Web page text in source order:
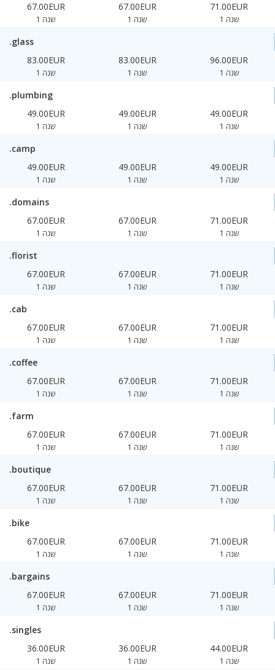
67.00EUR
1 שנה
67.00EUR
1 שנה
71.00EUR
1 שנה
.glass
83.00EUR
1 שנה
83.00EUR
1 שנה
96.00EUR
1 שנה
.plumbing
49.00EUR
1 שנה
49.00EUR
1 שנה
49.00EUR
1 שנה
.camp
49.00EUR
1 שנה
49.00EUR
1 שנה
49.00EUR
1 שנה
.domains
67.00EUR
1 שנה
67.00EUR
1 שנה
71.00EUR
1 שנה
.florist
67.00EUR
1 שנה
67.00EUR
1 שנה
71.00EUR
1 שנה
.cab
67.00EUR
1 שנה
67.00EUR
1 שנה
71.00EUR
1 שנה
.coffee
67.00EUR
1 שנה
67.00EUR
1 שנה
71.00EUR
1 שנה
.farm
67.00EUR
1 שנה
67.00EUR
1 שנה
71.00EUR
1 שנה
.boutique
67.00EUR
1 שנה
67.00EUR
1 שנה
71.00EUR
1 שנה
.bike
67.00EUR
1 שנה
67.00EUR
1 שנה
71.00EUR
1 שנה
.bargains
67.00EUR
1 שנה
67.00EUR
1 שנה
71.00EUR
1 שנה
.singles
36.00EUR
1 שנה
36.00EUR
1 שנה
44.00EUR
1 שנה